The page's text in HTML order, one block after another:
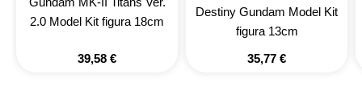
2.0 Model Kit figura 18cm
39,58 €
Destiny Gundam Model Kit
figura 13cm
35,77 €